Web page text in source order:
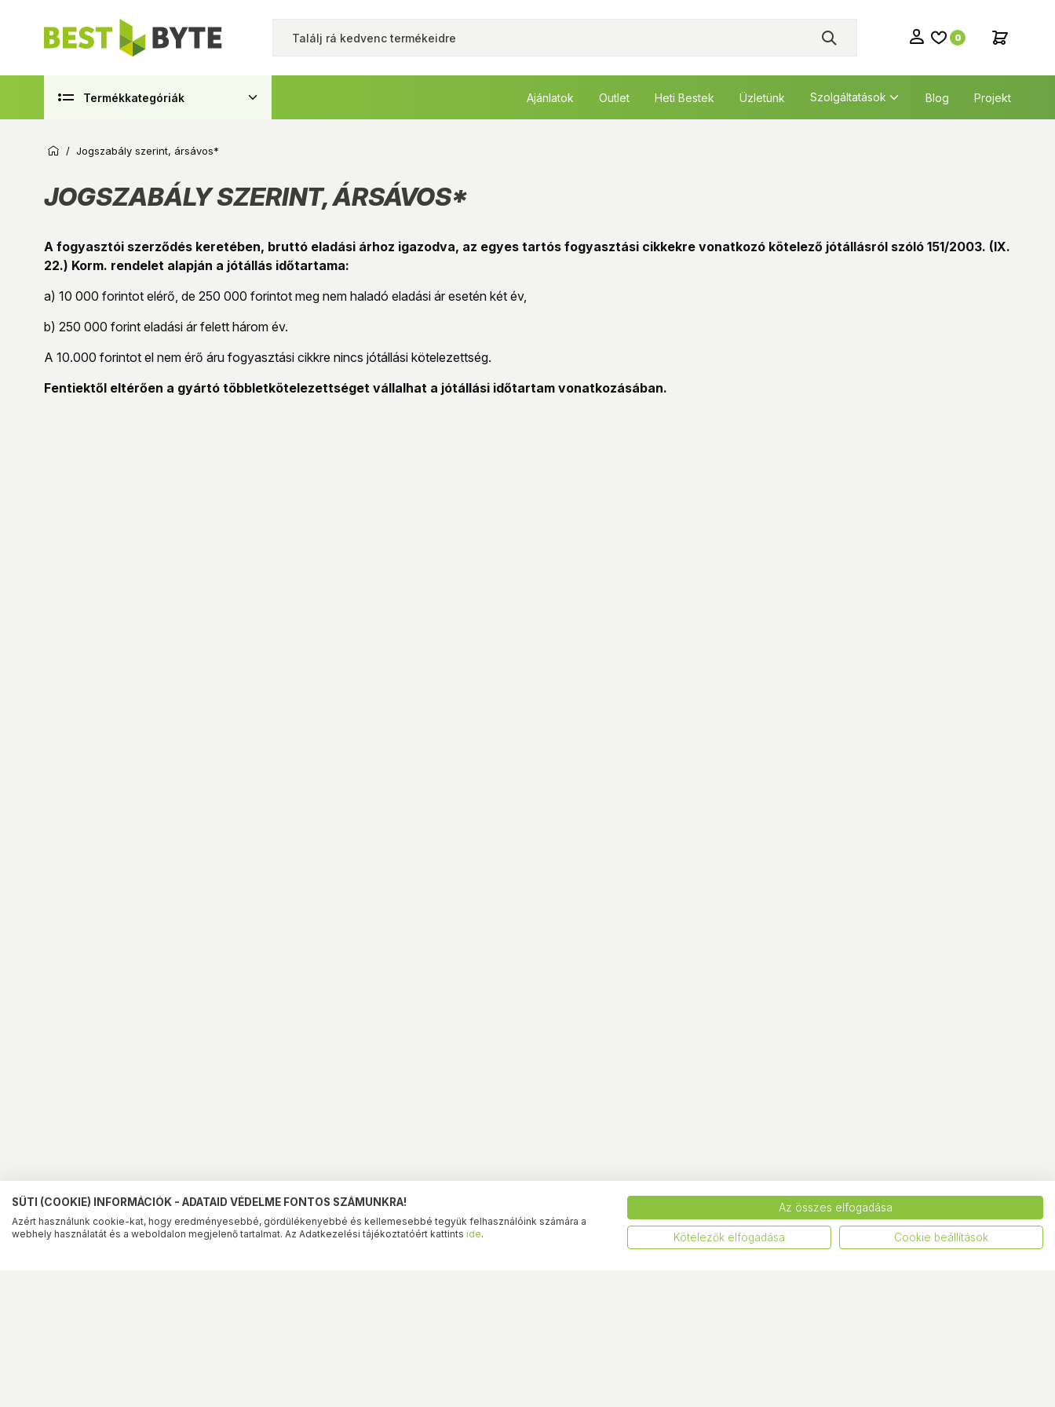
0
Termékkategóriák Ajánlatok Outlet Heti Bestek Üzletünk Szolgáltatások Blog Projekt
/ Jogszabály szerint, ársávos*
JOGSZABÁLY SZERINT, ÁRSÁVOS*
A fogyasztói szerződés keretében, bruttó eladási árhoz igazodva, az egyes tartós fogyasztási cikkekre vonatkozó kötelező jótállásról szóló 151/2003. (IX.
22.) Korm. rendelet alapján a jótállás időtartama:
a) 10 000 forintot elérő, de 250 000 forintot meg nem haladó eladási ár esetén két év,
b) 250 000 forint eladási ár felett három év.
A 10.000 forintot el nem érő áru fogyasztási cikkre nincs jótállási kötelezettség.
Fentiektől eltérően a gyártó többletkötelezettséget vállalhat a jótállási időtartam vonatkozásában.
SÜTI (COOKIE) INFORMÁCIÓK - ADATAID VÉDELME FONTOS SZÁMUNKRA!
Azért használunk cookie-kat, hogy eredményesebbé, gördülékenyebbé és kellemesebbé tegyük felhasználóink számára a
webhely használatát és a weboldalon megjelenő tartalmat. Az Adatkezelési tájékoztatóért kattints ide.
Az összes elfogadása
Kötelezők elfogadása Cookie beállítások